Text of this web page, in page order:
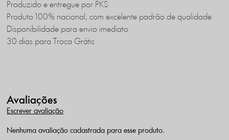
Produzido e entregue por PKS
Produto 100% nacional, com excelente padrão de qualidade
Disponibilidade para envio imediato
30 dias para Troca Grátis
Avaliações
Escrever avaliação
Nenhuma avaliação cadastrada para esse produto.